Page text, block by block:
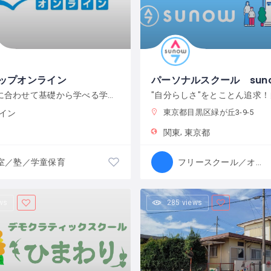
プオンライン
ン
／塾／学童保育
東京都目黒区緑が丘3-9-5
関東 東京都
285 views